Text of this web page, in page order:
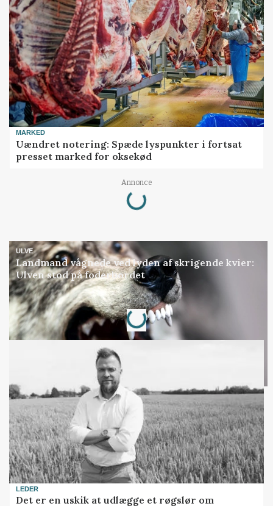
MARKED
Uændret notering: Spæde lyspunkter i fortsat
presset marked for oksekød
Annonce
Loading...
ULVE
Landmand vågnede ved lyden af skrigende kvier:
Ulven stod på foderbordet
Annonce
Loading...
LEDER
Det er en uskik at udlægge et røgslør om